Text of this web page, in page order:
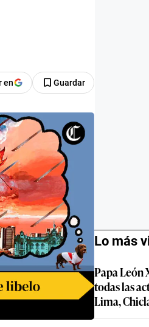
en Guardar
Lo más
Papa León
todas las
Lima,